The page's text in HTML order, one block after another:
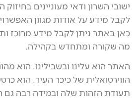
ישובי השרון ודאי מעוניינים
לקבל מידע על אודות מגוון
כאן באתר ניתן לקבל מידע מרוכז
מה שקורה ומתחדש בקהילה.
האתר הוא עלינו ובשבילינו. הוא
הווירטואלית של כיכר העיר. הוא
תעודת הזהות שלה ובמידה רבה גם